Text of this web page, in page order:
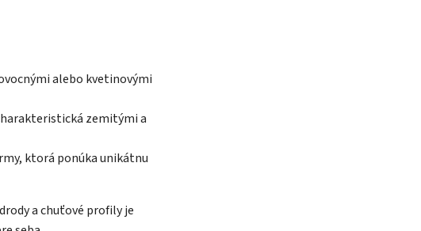
alebo kvetinovými
zemitými a
ktorá ponúka unikátnu
a chuťové profily je